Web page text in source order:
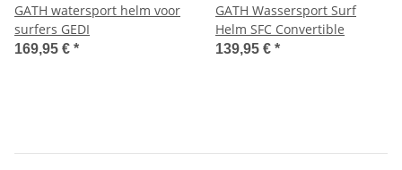
GATH watersport helm voor
surfers GEDI
169,95 € *
GATH Wassersport Surf
Helm SFC Convertible
139,95 € *